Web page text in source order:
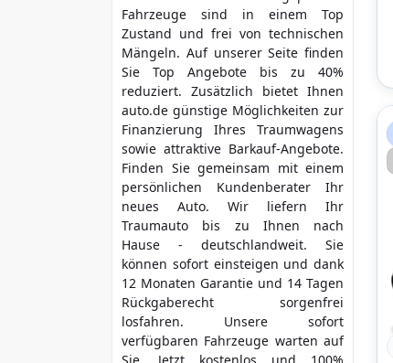
Fahrzeuge sind in einem Top
Zustand und frei von technischen
Mängeln. Auf unserer Seite finden
Sie Top Angebote bis zu 40%
reduziert. Zusätzlich bietet Ihnen
auto.de günstige Möglichkeiten zur
Finanzierung Ihres Traumwagens
sowie attraktive Barkauf-Angebote.
Finden Sie gemeinsam mit einem
persönlichen Kundenberater Ihr
neues Auto. Wir liefern Ihr
Traumauto bis zu Ihnen nach
Hause - deutschlandweit. Sie
können sofort einsteigen und dank
12 Monaten Garantie und 14 Tagen
Rückgaberecht sorgenfrei
losfahren. Unsere sofort
verfügbaren Fahrzeuge warten auf